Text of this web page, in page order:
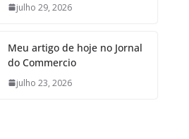
julho 29, 2026
Meu artigo de hoje no Jornal
do Commercio
julho 23, 2026